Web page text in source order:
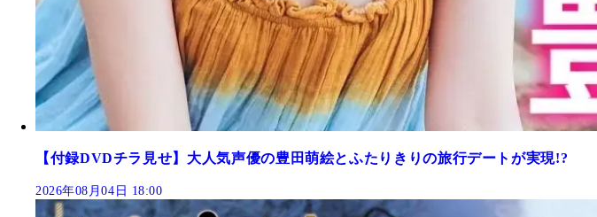
【付録DVDチラ見せ】大人気声優の豊田萌絵とふたりきりの旅行デートが実現!?
2026年08月04日 18:00